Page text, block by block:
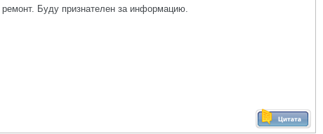
Буду признателен за информацию.